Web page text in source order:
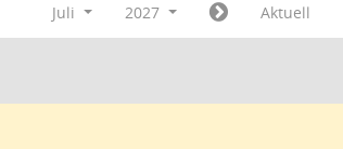
Juli 2027 Aktuell